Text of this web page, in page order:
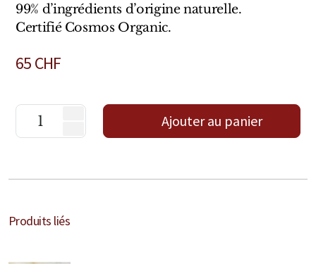
99% d’ingrédients d’origine naturelle.
Certifié Cosmos Organic.
65CHF
Ajouter au panier
Produits liés
Marques Italiennes
Profumum Roma
Créateur Olfactif Genève